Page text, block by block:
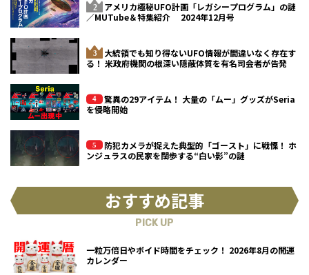
アメリカ極秘UFO計画「レガシープログラム」の謎
／MUTube＆特集紹介 2024年12月号
大統領でも知り得ないUFO情報が間違いなく存在す
る！ 米政府機関の根深い隠蔽体質を有名司会者が告発
驚異の29アイテム！ 大量の「ムー」グッズがSeria
を侵略開始
防犯カメラが捉えた典型的「ゴースト」に戦慄！ ホ
ンジュラスの民家を闊歩する“白い影”の謎
おすすめ記事
PICK UP
一粒万倍日やボイド時間をチェック！ 2026年8月の開運
カレンダー